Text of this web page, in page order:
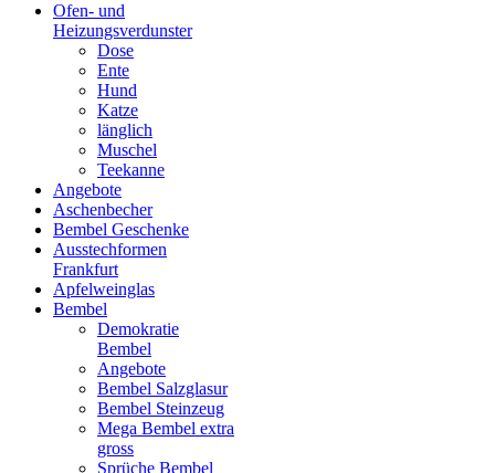
Ofen- und
Heizungsverdunster
Dose
Ente
Hund
Katze
länglich
Muschel
Teekanne
Angebote
Aschenbecher
Bembel Geschenke
Ausstechformen
Frankfurt
Apfelweinglas
Bembel
Demokratie
Bembel
Angebote
Bembel Salzglasur
Bembel Steinzeug
Mega Bembel extra
gross
Sprüche Bembel